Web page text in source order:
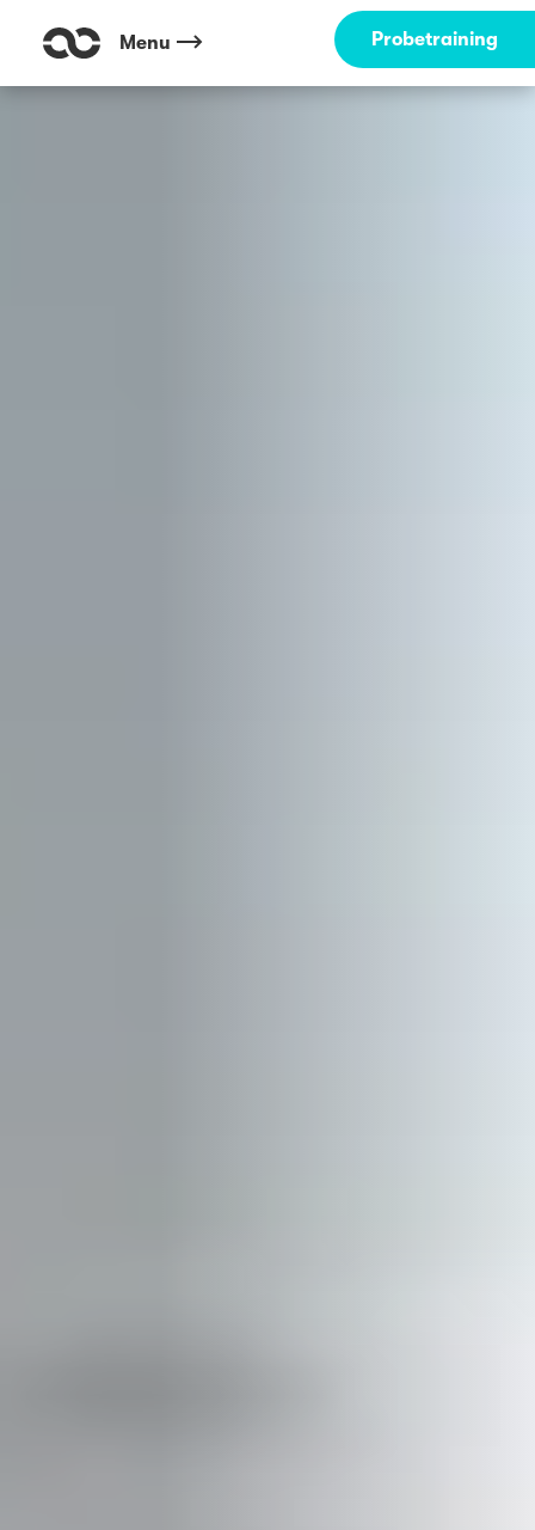
Menu Probetraining
Outdoor Fitness direkt um die Ecke: Fernsehturm Köln ☀️